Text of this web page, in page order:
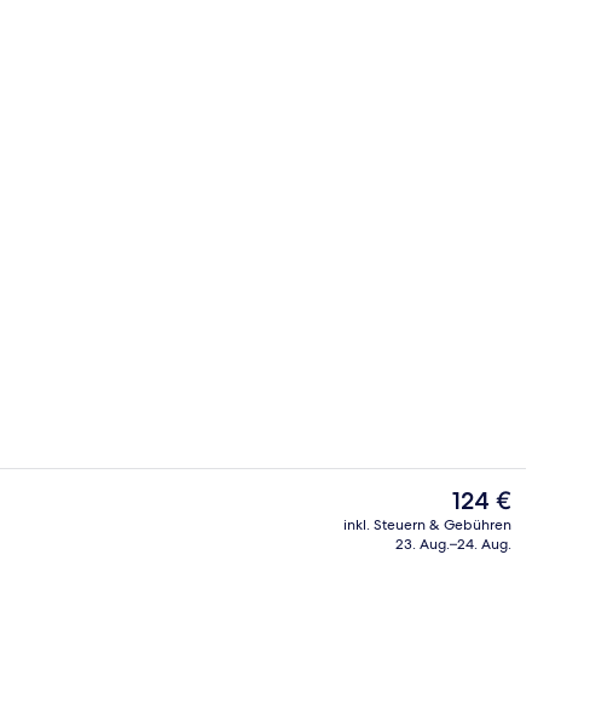
Der
aktuelle
Preis
124 €
inkl. Steuern & Gebühren
23. Aug.–24. Aug.